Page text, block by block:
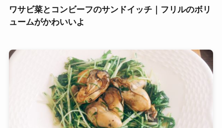
ワサビ菜とコンビーフのサンドイッチ｜フリルのボリ
ュームがかわいいよ